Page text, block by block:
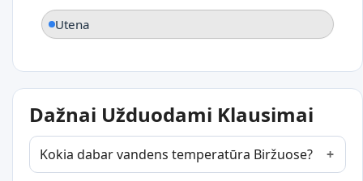
Utena
Dažnai Užduodami Klausimai
Kokia dabar vandens temperatūra Biržuose?